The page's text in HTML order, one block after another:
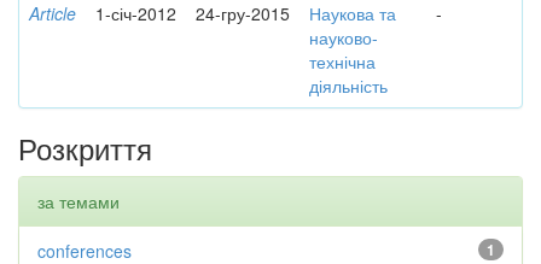
Article 1-січ-2012 24-гру-2015
Наукова та
науково-
технічна
діяльність
-
Розкриття
за темами
1
conferences